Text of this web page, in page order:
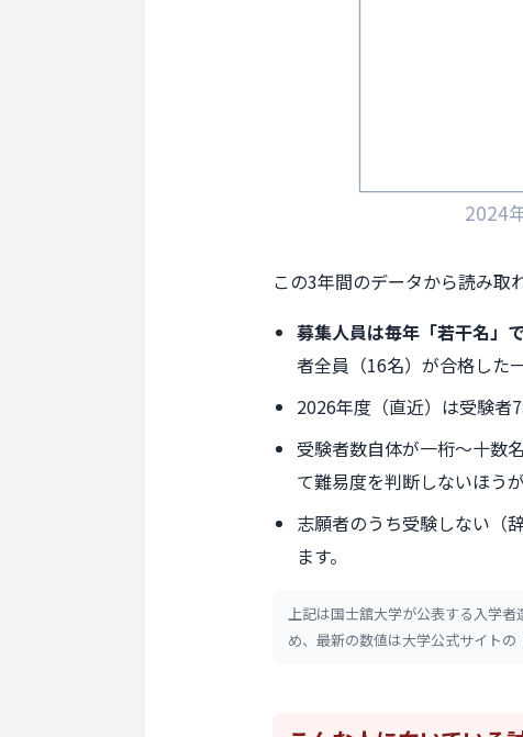
2024
この3年間のデータから読み取
募集人員は毎年「若干名」
者全員（16名）が合格した
2026年度（直近）は受験者
受験者数自体が一桁〜十数
て難易度を判断しないほうが
志願者のうち受験しない（
ます。
上記は国士舘大学が公表する入学
め、最新の数値は大学公式サイトの